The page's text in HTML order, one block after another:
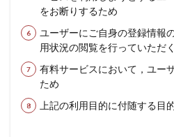
をお断りするため
ユーザーにご自身の登録情報
用状況の閲覧を行っていただ
有料サービスにおいて，ユー
ため
上記の利用目的に付随する目